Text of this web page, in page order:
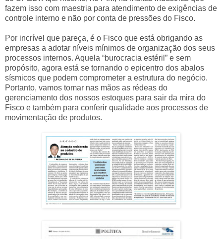
fazem isso com maestria para atendimento de exigências de
controle interno e não por conta de pressões do Fisco.
Por incrível que pareça, é o Fisco que está obrigando as
empresas a adotar níveis mínimos de organização dos seus
processos internos. Aquela “burocracia estéril” e sem
propósito, agora está se tornando o epicentro dos abalos
sísmicos que podem comprometer a estrutura do negócio.
Portanto, vamos tomar nas mãos as rédeas do
gerenciamento dos nossos estoques para sair da mira do
Fisco e também para conferir qualidade aos processos de
movimentação de produtos.